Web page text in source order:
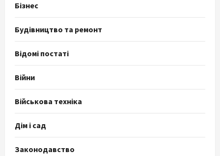
Бізнес
Будівництво та ремонт
Відомі постаті
Війни
Військова техніка
Дім і сад
Законодавство